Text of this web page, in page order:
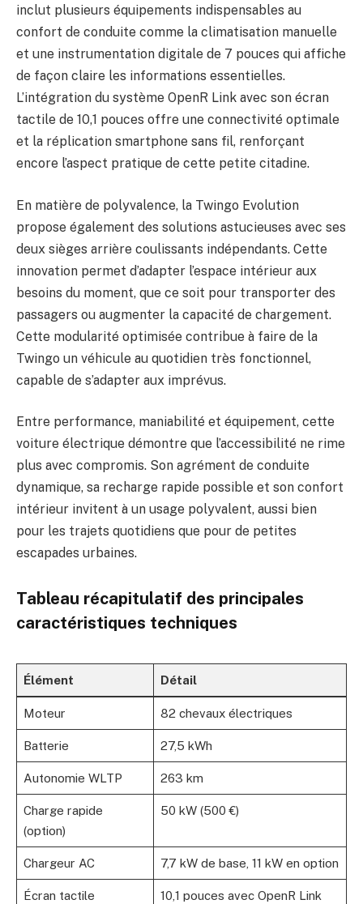
inclut plusieurs équipements indispensables au
confort de conduite comme la climatisation manuelle
et une instrumentation digitale de 7 pouces qui affiche
de façon claire les informations essentielles.
L’intégration du système OpenR Link avec son écran
tactile de 10,1 pouces offre une connectivité optimale
et la réplication smartphone sans fil, renforçant
encore l’aspect pratique de cette petite citadine.
En matière de polyvalence, la Twingo Evolution
propose également des solutions astucieuses avec ses
deux sièges arrière coulissants indépendants. Cette
innovation permet d’adapter l’espace intérieur aux
besoins du moment, que ce soit pour transporter des
passagers ou augmenter la capacité de chargement.
Cette modularité optimisée contribue à faire de la
Twingo un véhicule au quotidien très fonctionnel,
capable de s’adapter aux imprévus.
Entre performance, maniabilité et équipement, cette
voiture électrique démontre que l’accessibilité ne rime
plus avec compromis. Son agrément de conduite
dynamique, sa recharge rapide possible et son confort
intérieur invitent à un usage polyvalent, aussi bien
pour les trajets quotidiens que pour de petites
escapades urbaines.
Tableau récapitulatif des principales
caractéristiques techniques
Élément Détail
Moteur 82 chevaux électriques
Batterie 27,5 kWh
Autonomie WLTP 263 km
Charge rapide
(option)
50 kW (500 €)
Chargeur AC 7,7 kW de base, 11 kW en option
Écran tactile 10,1 pouces avec OpenR Link